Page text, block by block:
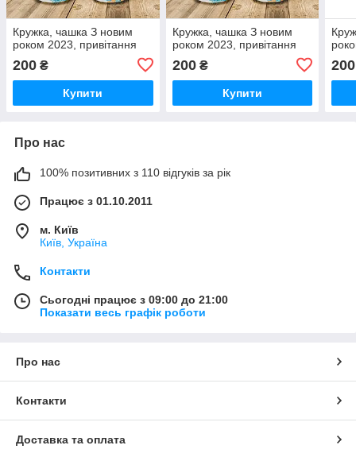
Кружка, чашка З новим
роком 2023, привітання
200 ₴
Купити
Кружка, чашка З новим
роком 2023, привітання
200₴
Купити
200
Про нас
100% позитивних з 110 відгуків за рік
Працює з 01.10.2011
м. Київ
Київ, Україна
Контакти
Сьогодні працює з 09:00 до 21:00
Показати весь графік роботи
Про нас
Контакти
Доставка та оплата